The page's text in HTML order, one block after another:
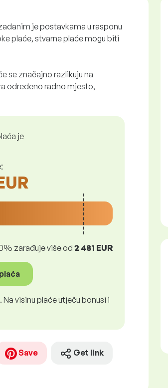
je postavkama u rasponu
plaće, stvarne plaće mogu biti
se značajno razlikuju na
određeno radno mjesto,
je
zarađuje više od2 481 EUR
visinu plaće utječu bonusi i
Save Get link